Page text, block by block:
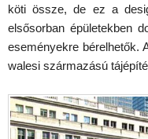
köti össze, de ez a
elsősorban épületekben
eseményekre bérelhetők.
walesi származású